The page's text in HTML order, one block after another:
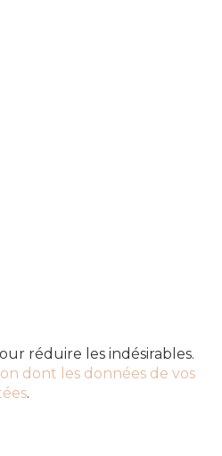
réduire les indésirables.
dont les données de vos
.